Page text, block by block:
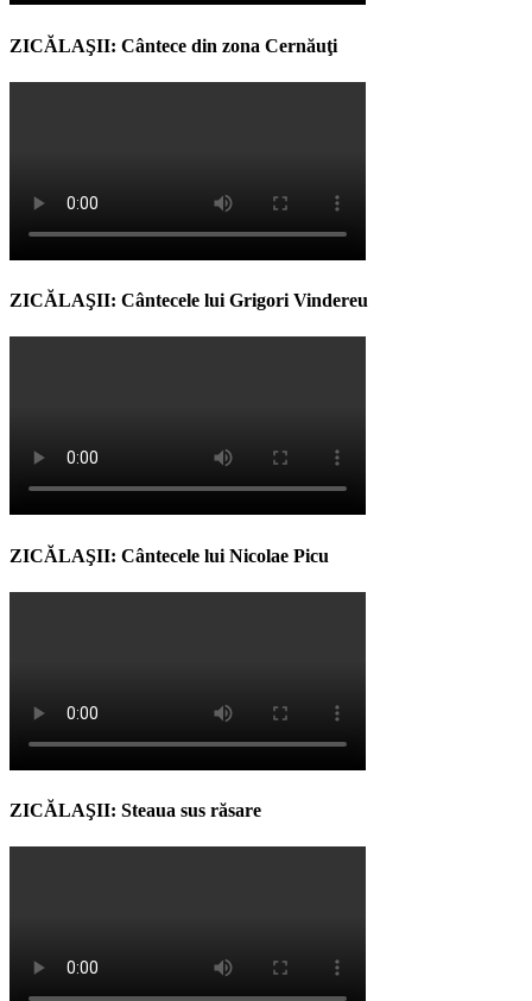
ZICĂLAŞII: Cântece din zona Cernăuţi
ZICĂLAŞII: Cântecele lui Grigori Vindereu
ZICĂLAŞII: Cântecele lui Nicolae Picu
ZICĂLAŞII: Steaua sus răsare